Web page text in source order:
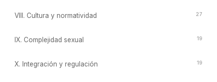
VIII. Cultura y normatividad 27
IX. Complejidad sexual 19
X. Integración y regulación 19